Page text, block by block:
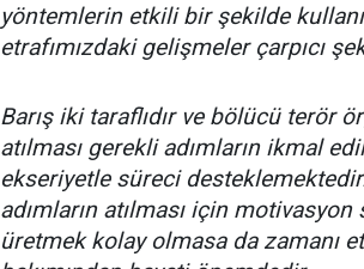
yöntemlerin etkili bir şekilde
etrafımızdaki gelişmeler çarpıcı
Barış iki taraflıdır ve bölücü terör
atılması gerekli adımların ikmal
ekseriyetle süreci
adımların atılması için
üretmek kolay olmasa da zamanı